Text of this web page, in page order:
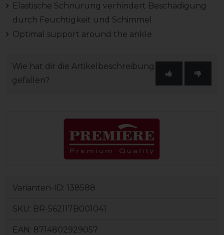
Elastische Schnürung verhindert Beschädigung
durch Feuchtigkeit und Schimmel
Optimal support around the ankle
Wie hat dir die Artikelbeschreibung
gefallen?
Varianten-ID: 138588
SKU: BR-562117B001041
EAN: 8714802929057